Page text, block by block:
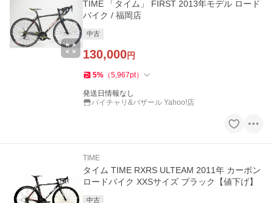
TIME 「タイム」 FIRST 2013年モデル ロード
バイク / 福岡店
中古
130,000円
5% （5,967pt）
発送日情報なし
バイチャリ&バザール Yahoo!店
TIME
タイム TIME RXRS ULTEAM 2011年 カーボン
ロードバイク XXSサイズ ブラック【値下げ】
中古